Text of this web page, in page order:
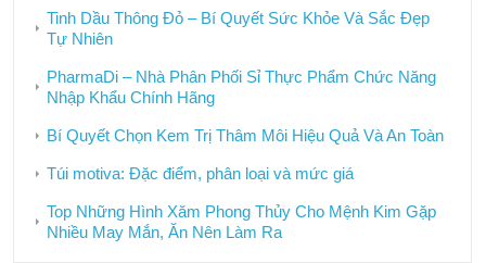
Tinh Dầu Thông Đỏ – Bí Quyết Sức Khỏe Và Sắc Đẹp
Tự Nhiên
PharmaDi – Nhà Phân Phối Sỉ Thực Phẩm Chức Năng
Nhập Khẩu Chính Hãng
Bí Quyết Chọn Kem Trị Thâm Môi Hiệu Quả Và An Toàn
Túi motiva: Đặc điểm, phân loại và mức giá
Top Những Hình Xăm Phong Thủy Cho Mệnh Kim Gặp
Nhiều May Mắn, Ăn Nên Làm Ra